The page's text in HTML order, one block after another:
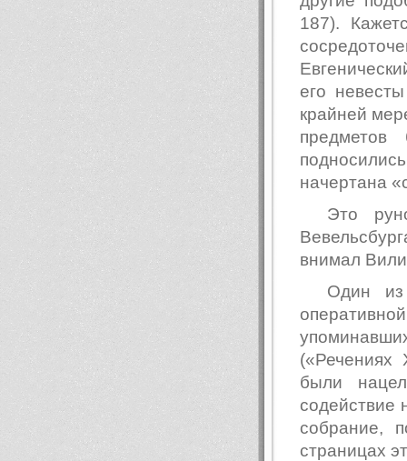
187).
его
крайней
начертана
Это
внимал
Один из
(«Речениях
были
содействие
собрание,
страницах